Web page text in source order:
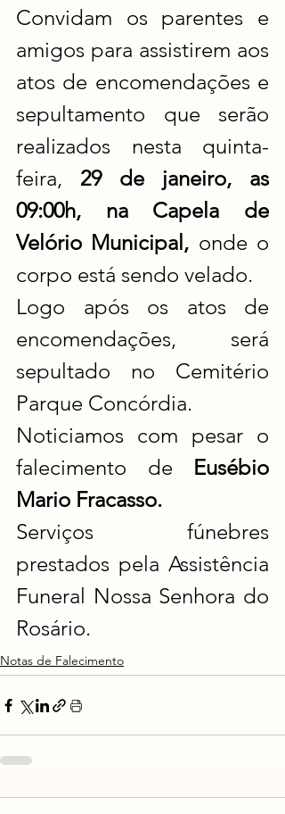
Convidam os parentes e
amigos para assistirem aos
atos de encomendações e
sepultamento que serão
realizados nesta quinta-
feira, 29 de janeiro, as
09:00h, na Capela de
Velório Municipal, onde o
corpo está sendo velado.
Logo após os atos de
encomendações, será
sepultado no Cemitério
Parque Concórdia.
Noticiamos com pesar o
falecimento de Eusébio
Mario Fracasso.
Serviços fúnebres
prestados pela Assistência
Funeral Nossa Senhora do
Rosário.
Notas de Falecimento